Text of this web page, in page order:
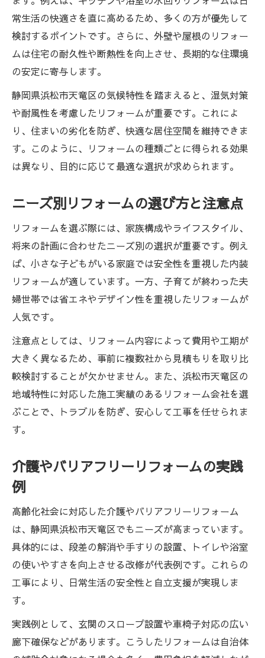
常生活の快適さを直に高めるため、多くの方が優先して
検討するポイントです。さらに、外壁や屋根のリフォー
ムは住宅の耐久性や断熱性を向上させ、長期的な住環境
の安定に寄与します。
静岡県浜松市天竜区の気候特性を踏まえると、湿気対策
や耐風性を考慮したリフォームが重要です。これによ
り、住まいの劣化を防ぎ、快適な居住空間を維持できま
す。このように、リフォームの種類ごとに得られる効果
は異なり、目的に応じて最適な選択が求められます。
ニーズ別リフォームの選び方と注意点
リフォームを選ぶ際には、家族構成やライフスタイル、
将来の計画に合わせたニーズ別の選択が重要です。例え
ば、小さな子どもがいる家庭では安全性を重視した内装
リフォームが適しています。一方、子育てが終わった夫
婦世帯では省エネやデザイン性を重視したリフォームが
人気です。
注意点としては、リフォーム内容によって費用や工期が
大きく異なるため、事前に複数社から見積もりを取り比
較検討することが欠かせません。また、浜松市天竜区の
地域特性に対応した施工実績のあるリフォーム会社を選
ぶことで、トラブルを防ぎ、安心して工事を任せられま
す。
介護やバリアフリーリフォームの実践
例
高齢化社会に対応した介護やバリアフリーリフォーム
は、静岡県浜松市天竜区でもニーズが高まっています。
具体的には、段差の解消や手すりの設置、トイレや浴室
の使いやすさを向上させる改修が代表例です。これらの
工事により、日常生活の安全性と自立支援が実現しま
す。
実践例として、玄関のスロープ設置や車椅子対応の広い
廊下確保などがあります。こうしたリフォームは自治体